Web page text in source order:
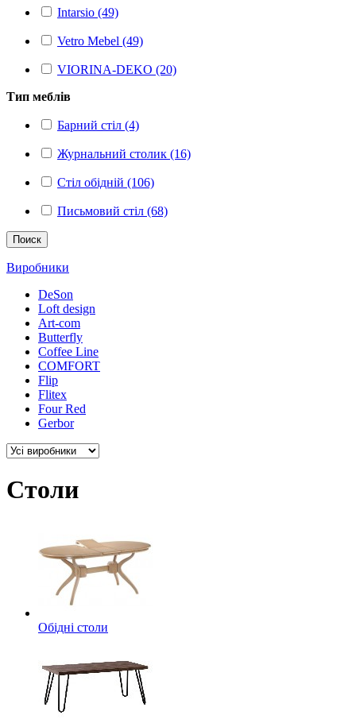
Intarsio (49)
Vetro Mebel (49)
VIORINA-DEKO (20)
Тип меблів
Барний стіл (4)
Журнальний столик (16)
Стіл обідній (106)
Письмовий стіл (68)
Поиск
Виробники
DeSon
Loft design
Art-com
Butterfly
Coffee Line
COMFORT
Flip
Flitex
Four Red
Gerbor
Столи
Обідні столи